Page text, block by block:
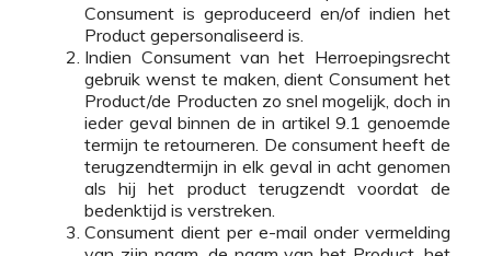
Consument is geproduceerd en/of indien het
Product gepersonaliseerd is.
Indien Consument van het Herroepingsrecht
gebruik wenst te maken, dient Consument het
Product/de Producten zo snel mogelijk, doch in
ieder geval binnen de in artikel 9.1 genoemde
termijn te retourneren. De consument heeft de
terugzendtermijn in elk geval in acht genomen
als hij het product terugzendt voordat de
bedenktijd is verstreken.
Consument dient per e-mail onder vermelding